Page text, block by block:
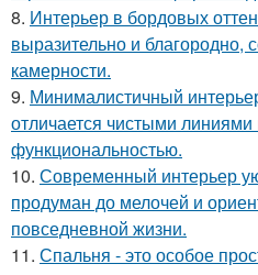
8. Интерьер в бордовых
выразительно и благородно,
камерности.
9. Минималистичный
отличается чистыми
функциональностью.
10. Современный интерьер
продуман до мелочей и
повседневной жизни.
11. Спальня - это особое